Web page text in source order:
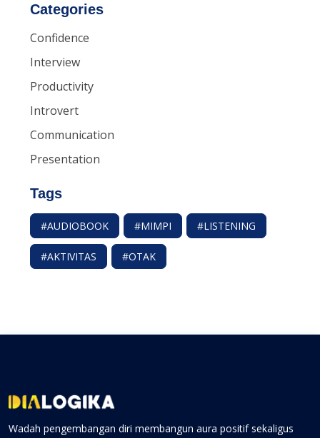
Categories
Confidence
Interview
Productivity
Introvert
Communication
Presentation
Tags
#AUDIOBOOK #MIMPI #LISTENING
#AKTIVITAS #OTAK
Wadah pengembangan diri membangun aura positif sekaligus